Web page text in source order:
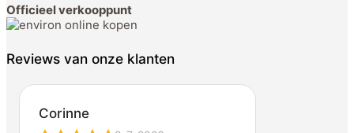
Officieel verkooppunt
Reviews van onze klanten